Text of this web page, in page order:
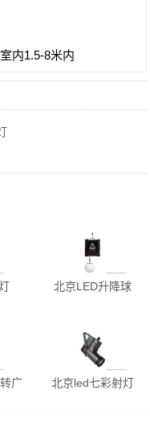
内1.5-8米内
北京LED升降球
广
北京led七彩射灯